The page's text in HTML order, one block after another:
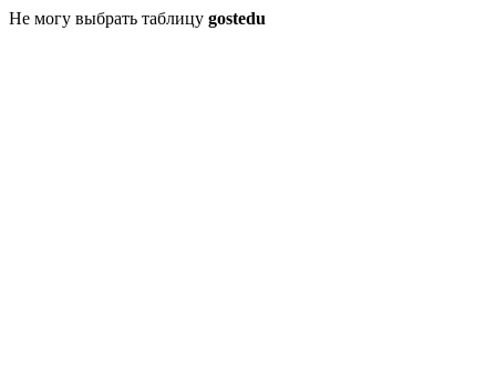
Не могу выбрать таблицу gostedu